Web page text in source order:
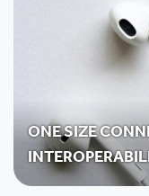
ONE SIZE